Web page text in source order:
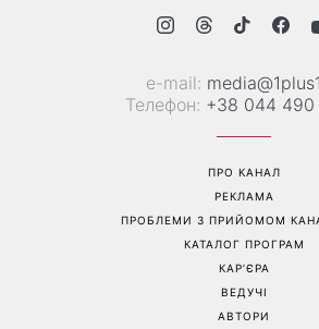
е-mail:
Телефон: +38 044 490
ПРО КАНАЛ
РЕКЛАМА
ПРОБЛЕМИ З ПРИЙОМОМ
КАТАЛОГ ПРОГРАМ
КАР’ЄРА
ВЕДУЧІ
АВТОРИ